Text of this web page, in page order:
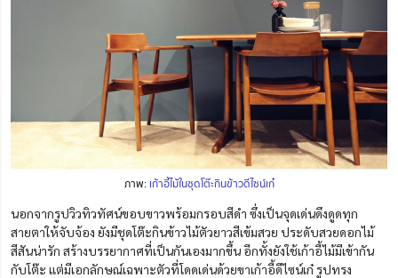
ภาพ: เก้าอี้ไม้ในชุดโต๊ะกินข้าวดีไซน์เก๋
นอกจากรูปวิวทิวทัศน์ขอบขาวพร้อมกรอบสีดำ ซึ่งเป็นจุดเด่นดึงดูดทุก
สายตาให้จับจ้อง ยังมีชุดโต๊ะกินข้าวไม้ตัวยาวสีเข้มสวย ประดับสวยดอกไม้
สีสันน่ารัก สร้างบรรยากาศที่เป็นกันเองมากขึ้น อีกทั้งยังใช้เก้าอี้ไม้มีเข้ากัน
กับโต๊ะ แต่มีเอกลักษณ์เฉพาะตัวที่โดดเด่นด้วยขาเก้าอี้ดีไซน์เก๋ รูปทรง